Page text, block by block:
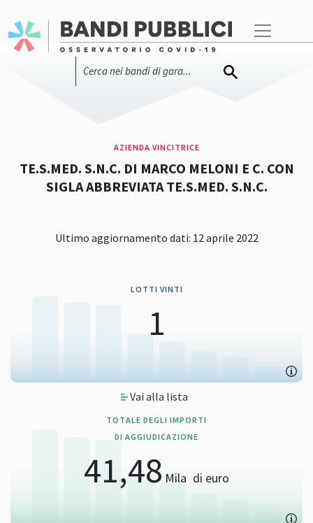
AZIENDA VINCITRICE
TE.S.MED. S.N.C. DI MARCO MELONI E C. CON
SIGLA ABBREVIATA TE.S.MED. S.N.C.
Ultimo aggiornamento dati: 12 aprile 2022
LOTTI VINTI
1
Vai alla lista
TOTALE DEGLI IMPORTI
DI AGGIUDICAZIONE
41,48 Mila di euro